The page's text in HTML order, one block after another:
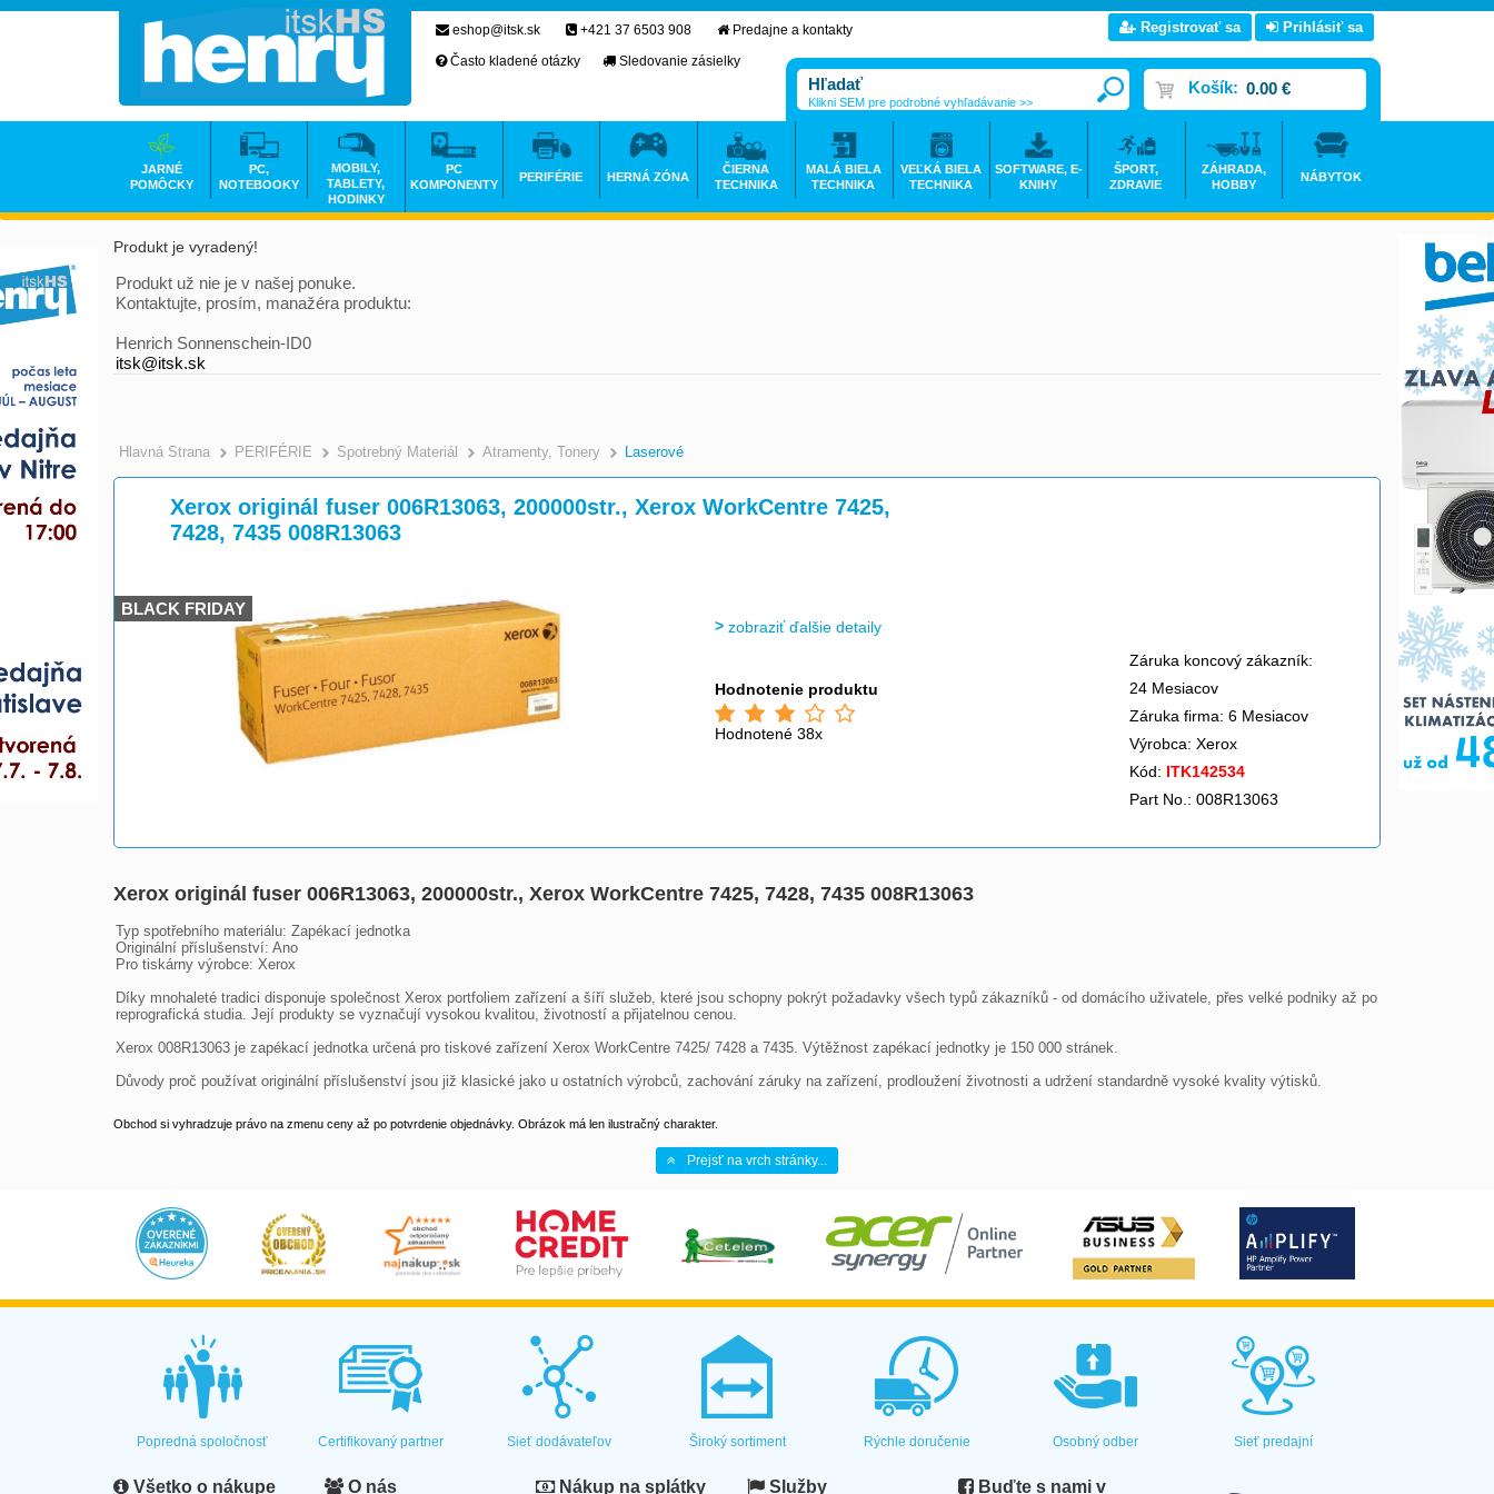
Produkt je vyradený!
Produkt už nie je v našej ponuke.
Kontaktujte, prosím, manažéra produktu:
Henrich Sonnenschein-ID0
itsk@itsk.sk
Hlavná Strana >
PERIFÉRIE >
Spotrebný Materiál >
Atramenty, Tonery >
Laserové
Xerox originál fuser 006R13063, 200000str., Xerox WorkCentre 7425,
7428, 7435 008R13063
BLACK FRIDAY
zobraziť ďalšie detaily
Hodnotenie produktu
Hodnotené 38x
Záruka koncový zákazník:
24 Mesiacov
Záruka firma: 6 Mesiacov
Výrobca: Xerox
Kód: ITK142534
Part No.: 008R13063
Xerox originál fuser 006R13063, 200000str., Xerox WorkCentre 7425, 7428, 7435 008R13063
Typ spotřebního materiálu: Zapékací jednotka
Originální příslušenství: Ano
Pro tiskárny výrobce: Xerox
Díky mnohaleté tradici disponuje společnost Xerox portfoliem zařízení a šíří služeb, které jsou schopny pokrýt požadavky všech typů zákazníků - od domácího uživatele, přes velké podniky až po
reprografická studia. Její produkty se vyznačují vysokou kvalitou, životností a přijatelnou cenou.
Xerox 008R13063 je zapékací jednotka určená pro tiskové zařízení Xerox WorkCentre 7425/ 7428 a 7435. Výtěžnost zapékací jednotky je 150 000 stránek.
Důvody proč používat originální příslušenství jsou již klasické jako u ostatních výrobců, zachování záruky na zařízení, prodloužení životnosti a udržení standardně vysoké kvality výtisků.
Obchod si vyhradzuje právo na zmenu ceny až po potvrdenie objednávky. Obrázok má len ilustračný charakter.
Prejsť na vrch stránky...
eshop@itsk.sk +421 37 6503 908
Predajne a kontakty
Často kladené otázky
Sledovanie zásielky
Registrovať sa Prihlásiť sa
Košík: 0.00 €
Klikni SEM pre podrobné vyhľadávanie >>
JARNÉ
POMÔCKY
PC,
NOTEBOOKY
MOBILY,
TABLETY,
HODINKY
PC
KOMPONENTY
PERIFÉRIE HERNÁ ZÓNA
ČIERNA
TECHNIKA
MALÁ BIELA
TECHNIKA
VEĽKÁ BIELA
TECHNIKA
SOFTWARE, E-
KNIHY
ŠPORT,
ZDRAVIE
ZÁHRADA,
HOBBY
NÁBYTOK
Popredná spoločnosť Certifikovaný partner Sieť dodávateľov Široký sortiment Rýchle doručenie Osobný odber Sieť predajní
Všetko o nákupe O nás Nákup na splátky Služby Buďte s nami v